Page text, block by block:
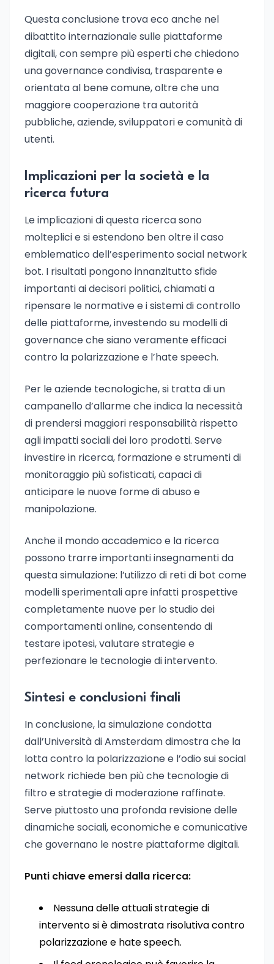
Questa conclusione trova eco anche nel
dibattito internazionale sulle piattaforme
digitali, con sempre più esperti che chiedono
una governance condivisa, trasparente e
orientata al bene comune, oltre che una
maggiore cooperazione tra autorità
pubbliche, aziende, sviluppatori e comunità di
utenti.
Implicazioni per la società e la
ricerca futura
Le implicazioni di questa ricerca sono
molteplici e si estendono ben oltre il caso
emblematico dell’esperimento social network
bot. I risultati pongono innanzitutto sfide
importanti ai decisori politici, chiamati a
ripensare le normative e i sistemi di controllo
delle piattaforme, investendo su modelli di
governance che siano veramente efficaci
contro la polarizzazione e l’hate speech.
Per le aziende tecnologiche, si tratta di un
campanello d’allarme che indica la necessità
di prendersi maggiori responsabilità rispetto
agli impatti sociali dei loro prodotti. Serve
investire in ricerca, formazione e strumenti di
monitoraggio più sofisticati, capaci di
anticipare le nuove forme di abuso e
manipolazione.
Anche il mondo accademico e la ricerca
possono trarre importanti insegnamenti da
questa simulazione: l’utilizzo di reti di bot come
modelli sperimentali apre infatti prospettive
completamente nuove per lo studio dei
comportamenti online, consentendo di
testare ipotesi, valutare strategie e
perfezionare le tecnologie di intervento.
Sintesi e conclusioni finali
In conclusione, la simulazione condotta
dall’Università di Amsterdam dimostra che la
lotta contro la polarizzazione e l’odio sui social
network richiede ben più che tecnologie di
filtro e strategie di moderazione raffinate.
Serve piuttosto una profonda revisione delle
dinamiche sociali, economiche e comunicative
che governano le nostre piattaforme digitali.
Punti chiave emersi dalla ricerca:
Nessuna delle attuali strategie di
intervento si è dimostrata risolutiva contro
polarizzazione e hate speech.